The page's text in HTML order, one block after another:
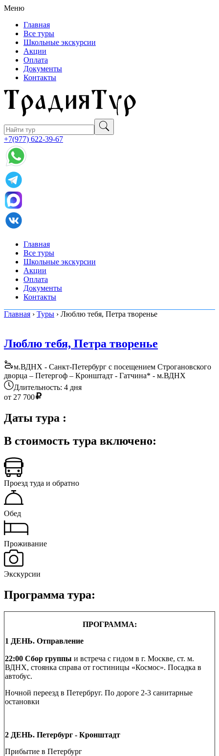
Меню
Главная
Все туры
Школьные экскурсии
Акции
Оплата
Документы
Контакты
+7(977) 622-39-67
Главная
Все туры
Школьные экскурсии
Акции
Оплата
Документы
Контакты
Главная › Туры › Люблю тебя, Петра творенье
Люблю тебя, Петра творенье
м.ВДНХ - Санкт-Петербург с посещением Строгановского
дворца – Петергоф – Кронштадт - Гатчина* - м.ВДНХ
Длительность: 4 дня
от 27 700
Даты тура :
В стоимость тура включено:
Проезд туда и обратно
Обед
Проживание
Экскурсии
Программа тура:
ПРОГРАММА:
1 ДЕНЬ. Отправление
22:00 Сбор группы и встреча с гидом в г. Москве, ст. м.
ВДНХ, стоянка справа от гостиницы «Космос». Посадка в
автобус.
Ночной переезд в Петербруг. По дороге 2-3 санитарные
остановки
2 ДЕНЬ. Петербург - Кронштадт
Прибытие в Петербург